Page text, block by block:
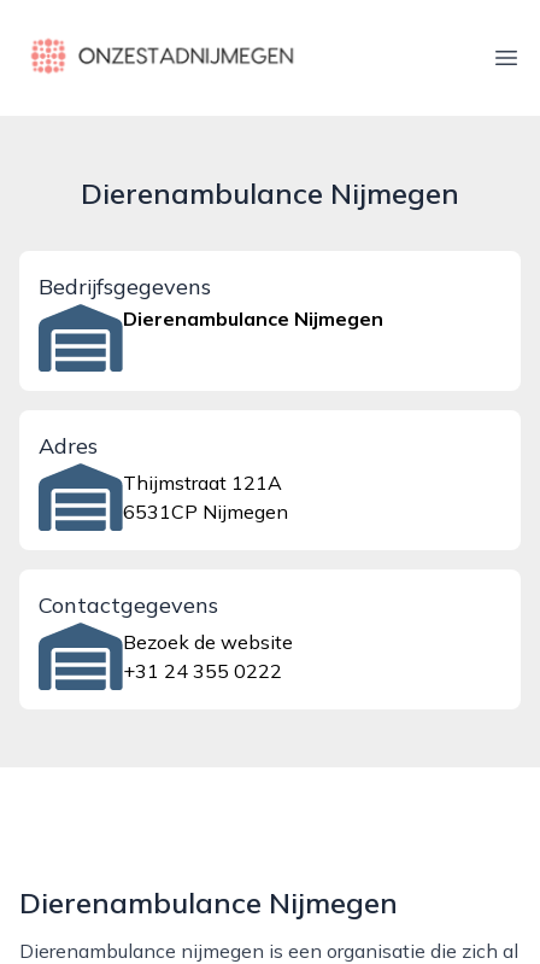
onzestadnijmegen.nl
Dierenambulance Nijmegen
Bedrijfsgegevens
Dierenambulance Nijmegen
Adres
Thijmstraat 121A
6531CP Nijmegen
Contactgegevens
Bezoek de website
+31 24 355 0222
Dierenambulance Nijmegen
Dierenambulance nijmegen is een organisatie die zich al